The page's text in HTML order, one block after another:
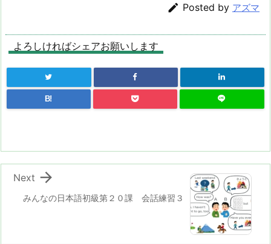
 Posted by アズマ
よろしければシェアお願いします
B!
みんなの日本語初級第２０課 会話練習３

Next